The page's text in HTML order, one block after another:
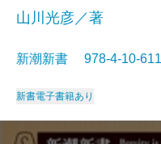
山川光彦／著
新潮新書 978-4-10-
新書電子書籍あり